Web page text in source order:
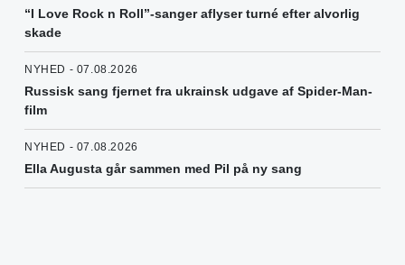
“I Love Rock n Roll”-sanger aflyser turné efter alvorlig
skade
NYHED - 07.08.2026
Russisk sang fjernet fra ukrainsk udgave af Spider-Man-
film
NYHED - 07.08.2026
Ella Augusta går sammen med Pil på ny sang